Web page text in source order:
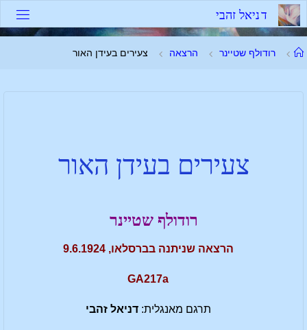
דניאל זהבי
רודולף שטיינר הרצאה צעירים בעידן האור
צעירים בעידן האור
רודולף שטיינר
הרצאה שניתנה בברסלאו, 9.6.1924
GA217a
תרגם מאנגלית: דניאל זהבי